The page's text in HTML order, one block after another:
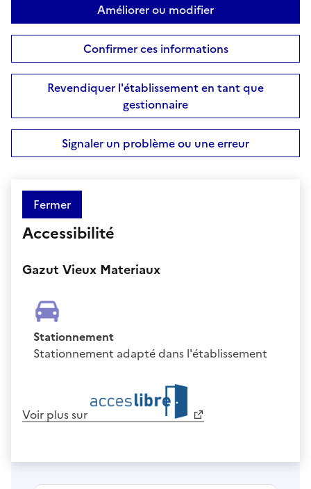
Améliorer ou modifier
Confirmer ces informations
Revendiquer l'établissement en tant que
gestionnaire
Signaler un problème ou une erreur
Fermer
Accessibilité
Gazut Vieux Materiaux
Stationnement
Stationnement adapté dans l'établissement
Voir plus sur